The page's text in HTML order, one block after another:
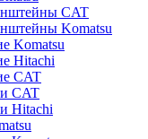
CAT
Komatsu
Komatsu
Hitachi
CAT
CAT
Hitachi